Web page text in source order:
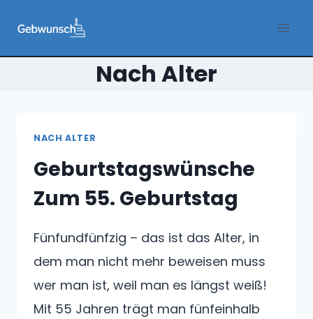
Inhalt
springen
Nach Alter
NACH ALTER
Geburtstagswünsche
Zum 55. Geburtstag
Fünfundfünfzig – das ist das Alter, in
dem man nicht mehr beweisen muss
wer man ist, weil man es längst weiß!
Mit 55 Jahren trägt man fünfeinhalb